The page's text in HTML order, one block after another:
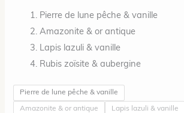
Pierre de lune pêche & vanille
Amazonite & or antique
Lapis lazuli & vanille
Rubis zoïsite & aubergine
Pierre de lune pêche & vanille
Amazonite & or antique Lapis lazuli & vanille